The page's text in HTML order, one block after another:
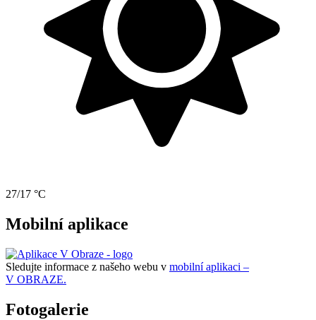
27/17 °C
Mobilní aplikace
Sledujte informace z našeho webu v mobilní aplikaci –
V OBRAZE.
Fotogalerie